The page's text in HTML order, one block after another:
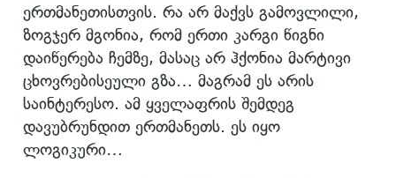
ერთმანეთისთვის. რა არ მაქვს გამოვლილი,
ზოგჯერ მგონია, რომ ერთი კარგი წიგნი
დაიწერება ჩემზე, მასაც არ ჰქონია მარტივი
ცხოვრებისეული გზა… მაგრამ ეს არის
საინტერესო. ამ ყველაფრის შემდეგ
დავუბრუნდით ერთმანეთს. ეს იყო
ლოგიკური…